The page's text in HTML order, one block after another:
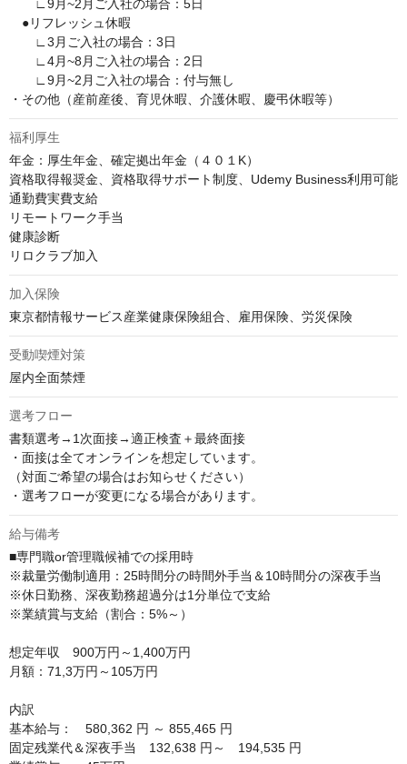
∟9月~2月ご入社の場合：5日
●リフレッシュ休暇
∟3月ご入社の場合：3日
∟4月~8月ご入社の場合：2日
∟9月~2月ご入社の場合：付与無し
・その他（産前産後、育児休暇、介護休暇、慶弔休暇等）
福利厚生
年金：厚生年金、確定拠出年金（４０１K）
資格取得報奨金、資格取得サポート制度、Udemy Business利用可能
通勤費実費支給
リモートワーク手当
健康診断
リロクラブ加入
加入保険
東京都情報サービス産業健康保険組合、雇用保険、労災保険
受動喫煙対策
屋内全面禁煙
選考フロー
書類選考→1次面接→適正検査＋最終面接
・面接は全てオンラインを想定しています。
（対面ご希望の場合はお知らせください）
・選考フローが変更になる場合があります。
給与備考
■専門職or管理職候補での採用時
※裁量労働制適用：25時間分の時間外手当＆10時間分の深夜手当
※休日勤務、深夜勤務超過分は1分単位で支給
※業績賞与支給（割合：5%～）
想定年収　900万円～1,400万円
月額：71,3万円～105万円
内訳
基本給与：　580,362 円 ～ 855,465 円
固定残業代＆深夜手当　132,638 円～　194,535 円